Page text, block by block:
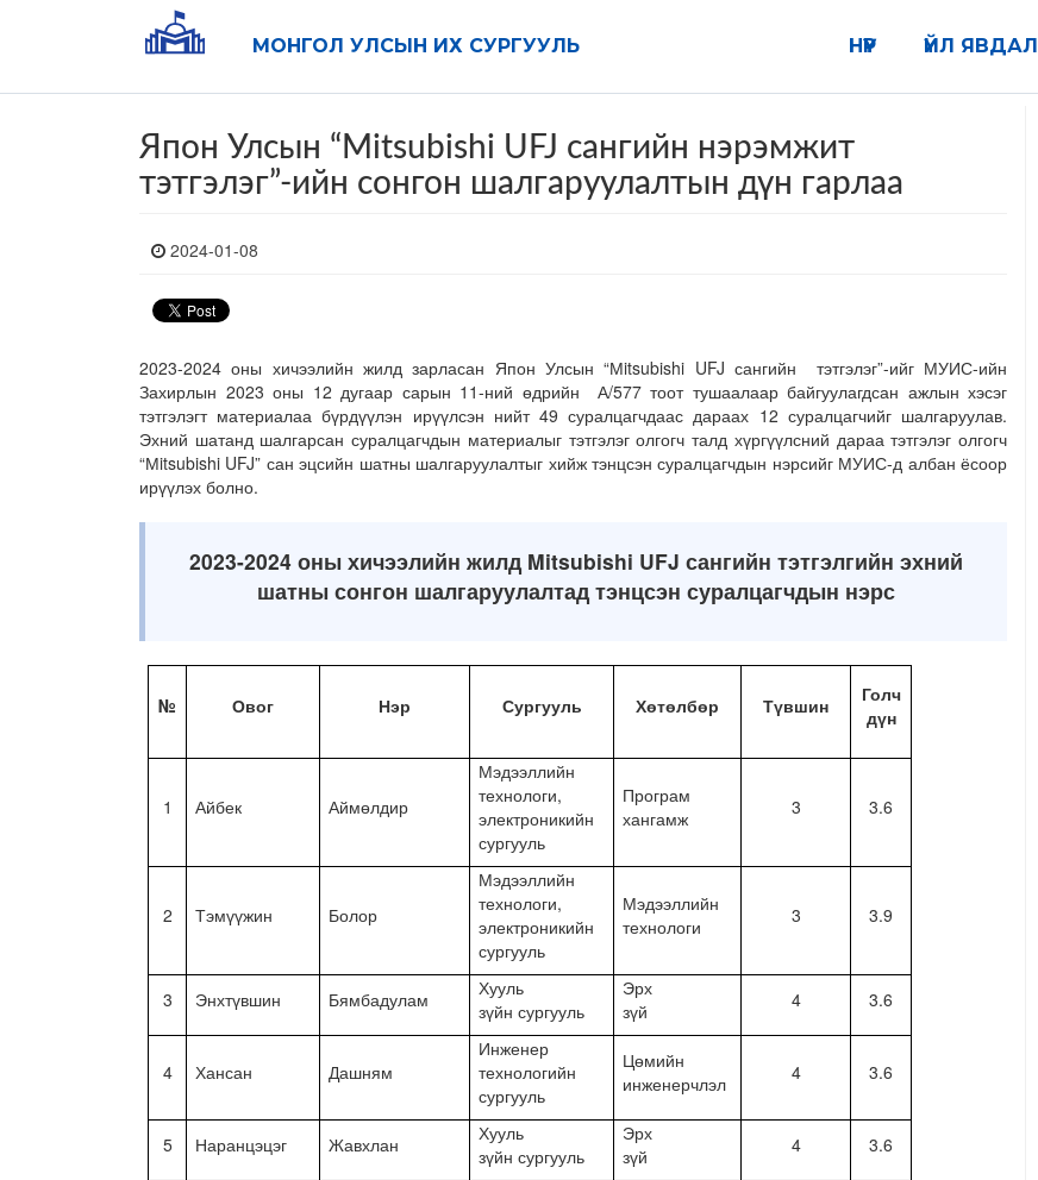
МОНГОЛ УЛСЫН ИХ СУРГУУЛЬ ҮЙЛ ЯВДАЛ
НҮҮР
Япон Улсын “Мitsubishi UFJ сангийн нэрэмжит
тэтгэлэг”-ийн сонгон шалгаруулалтын дүн гарлаа
2024-01-08
2023-2024 оны хичээлийн жилд зарласан Япон Улсын “Мitsubishi UFJ сангийн тэтгэлэг”-ийг МУИС-ийн
Захирлын 2023 оны 12 дугаар сарын 11-ний өдрийн А/577 тоот тушаалаар байгуулагдсан ажлын хэсэг
тэтгэлэгт материалаа бүрдүүлэн ирүүлсэн нийт 49 суралцагчдаас дараах 12 суралцагчийг шалгаруулав.
Эхний шатанд шалгарсан суралцагчдын материалыг тэтгэлэг олгогч талд хүргүүлсний дараа тэтгэлэг олгогч
“Мitsubishi UFJ” сан эцсийн шатны шалгаруулалтыг хийж тэнцсэн суралцагчдын нэрсийг МУИС-д албан ёсоор
ирүүлэх болно.
2023-2024 оны хичээлийн жилд Mitsubishi UFJ сангийн тэтгэлгийн эхний
шатны сонгон шалгаруулалтад тэнцсэн суралцагчдын нэрс
№ Овог Нэр Сургууль Хөтөлбөр Түвшин
Голч
дүн
1 Айбек Аймөлдир
Мэдээллийн
технологи,
электроникийн
сургууль
Програм
хангамж
3 3.6
2 Тэмүүжин Болор
Мэдээллийн
технологи,
электроникийн
сургууль
Мэдээллийн
технологи
3 3.9
3 Энхтүвшин Бямбадулам
Хууль
зүйн сургууль
Эрх
зүй
4 3.6
4 Хансан Дашням
Инженер
технологийн
сургууль
Цөмийн
инженерчлэл
4 3.6
5 Наранцэцэг Жавхлан
Хууль
зүйн сургууль
Эрх
зүй
4 3.6